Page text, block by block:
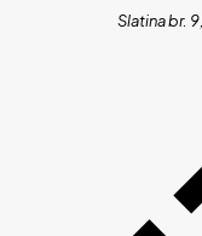
Slatina br.